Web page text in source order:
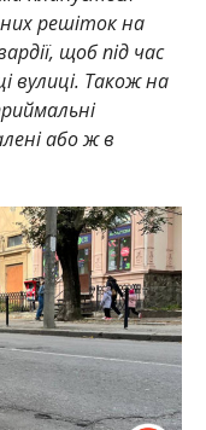
решіток на
щоб під час
вулиці. Також на
або ж в